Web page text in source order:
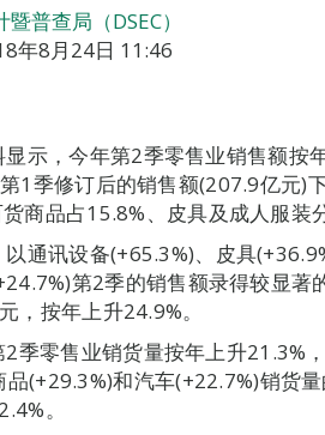
暨普查局（DSEC）
年8月24日 11:46
示，今年第2季零售业销售额按
1季修订后的销售额(207.9亿元)
商品占15.8%、皮具及成人服装
通讯设备(+65.3%)、皮具
第2季的销售额录得较显
，按年上升24.9%。
季零售业销货量按年上升21.3%
(+29.3%)和汽车(+22.7%)销货
。